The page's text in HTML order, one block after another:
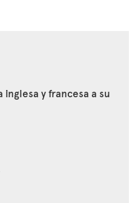
y francesa a su